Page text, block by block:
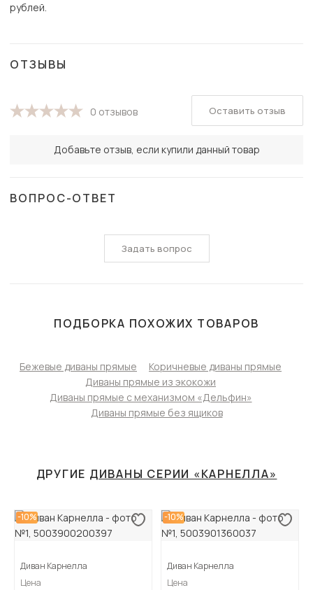
рублей.
ОТЗЫВЫ
0 отзывов
Добавьте отзыв, если купили данный товар
Оставить отзыв
ВОПРОС-ОТВЕТ
Задать вопрос
ПОДБОРКА ПОХОЖИХ ТОВАРОВ
Бежевые диваны прямые
Коричневые диваны прямые
Диваны прямые из экокожи
Диваны прямые с механизмом «Дельфин»
Диваны прямые без ящиков
ДРУГИЕ ДИВАНЫ СЕРИИ «КАРНЕЛЛА»
-10%
Диван Карнелла
Цена
-10%
Диван Карнелла
Цена